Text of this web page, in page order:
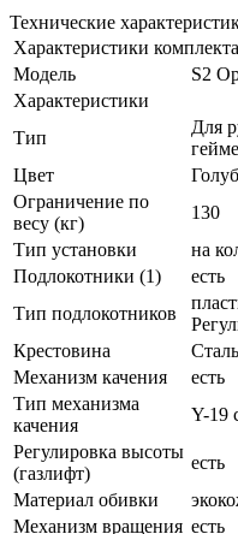
Технические
Характеристики
Модель
S2
Характеристики
Тип
Для
Цвет
Ограничение по
весу (кг)
130
Тип установки
на
Подлокотники (1)
есть
Тип подлокотников
Крестовина
Сталь
Механизм качения
есть
Тип механизма
качения
Y-19
Регулировка высоты
(газлифт)
есть
Материал обивки
Механизм вращения есть